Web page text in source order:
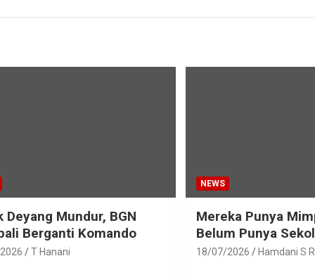
Deyang Mundur, BGN
Berganti Komando
T Hanani
NEWS
Mereka Punya
Belum Punya
18/07/2026 Hamdani S